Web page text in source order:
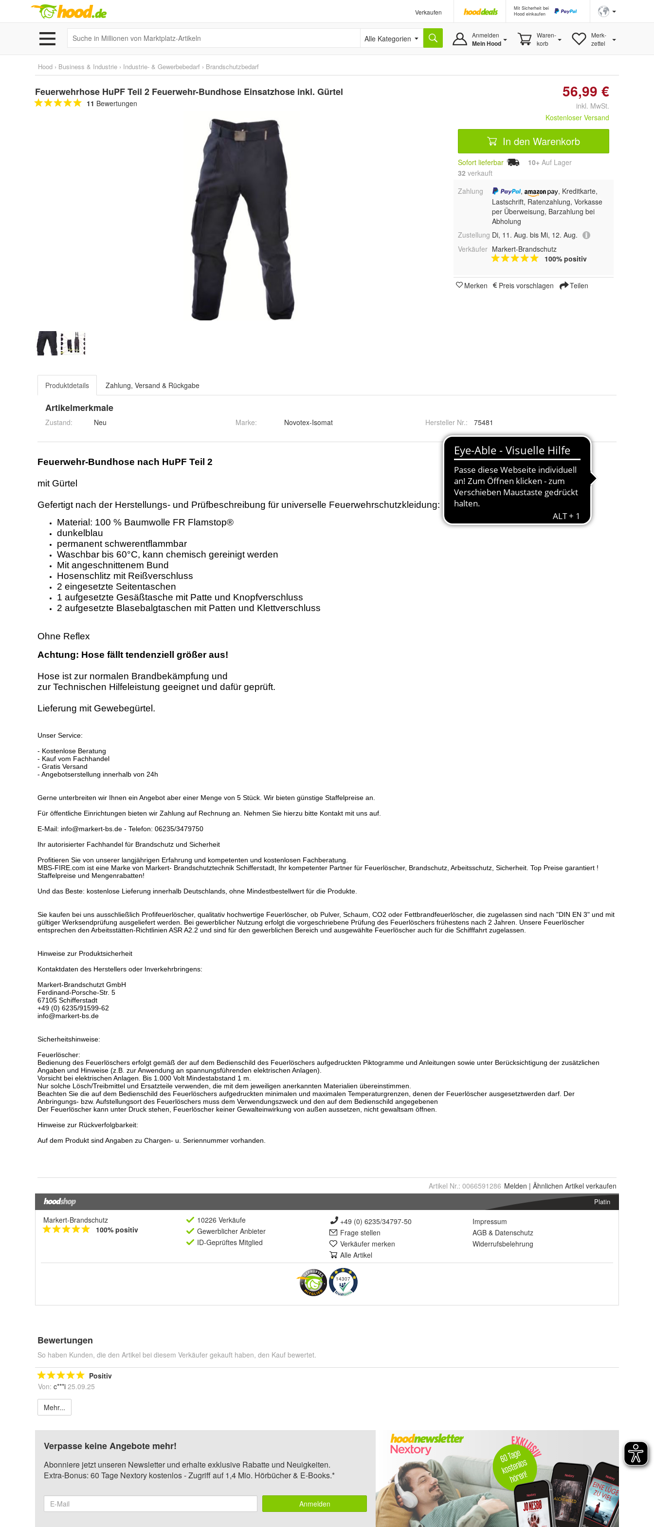
Verkaufen
Mit Sicherheit bei
Hood einkaufen
Alle Kategorien Anmelden
Mein Hood
Waren-
korb
Merk-
zettel
Hood › Business & Industrie › Industrie- & Gewerbebedarf › Brandschutzbedarf
Feuerwehrhose HuPF Teil 2 Feuerwehr-Bundhose Einsatzhose inkl. Gürtel
11 Bewertungen
56,99 €
inkl. MwSt.
Kostenloser Versand
In den Warenkorb
Sofort lieferbar 10+ Auf Lager
32 verkauft
Zahlung
,
, Kreditkarte,
Lastschrift, Ratenzahlung, Vorkasse
per Überweisung, Barzahlung bei
Abholung
Zustellung Di, 11. Aug. bis Mi, 12. Aug.
Verkäufer Markert-Brandschutz
100% positiv
Merken Preis vorschlagen Teilen
Produktdetails Zahlung, Versand & Rückgabe
Artikelmerkmale
Zustand: Neu Marke: Novotex-Isomat Hersteller Nr.: 75481
Artikel Nr.: 0066591286 Melden | Ähnlichen Artikel verkaufen
Platin
Markert-Brandschutz
100% positiv
10226 Verkäufe
Gewerblicher Anbieter
ID-Geprüftes Mitglied
+49 (0) 6235/34797-50
Frage stellen
Verkäufer merken
Alle Artikel
Impressum
AGB & Datenschutz
Widerrufsbelehrung
14307
Bewertungen
So haben Kunden, die den Artikel bei diesem Verkäufer gekauft haben, den Kauf bewertet.
Positiv
Von: c***i 25.09.25
Mehr...
Verpasse keine Angebote mehr!
Abonniere jetzt unseren Newsletter und erhalte exklusive Rabatte und Neuigkeiten.
Extra-Bonus: 60 Tage Nextory kostenlos - Zugriff auf 1,4 Mio. Hörbücher & E-Books.*
Anmelden